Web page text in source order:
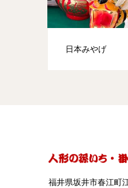
日本みやげ
福井県坂井市春江町